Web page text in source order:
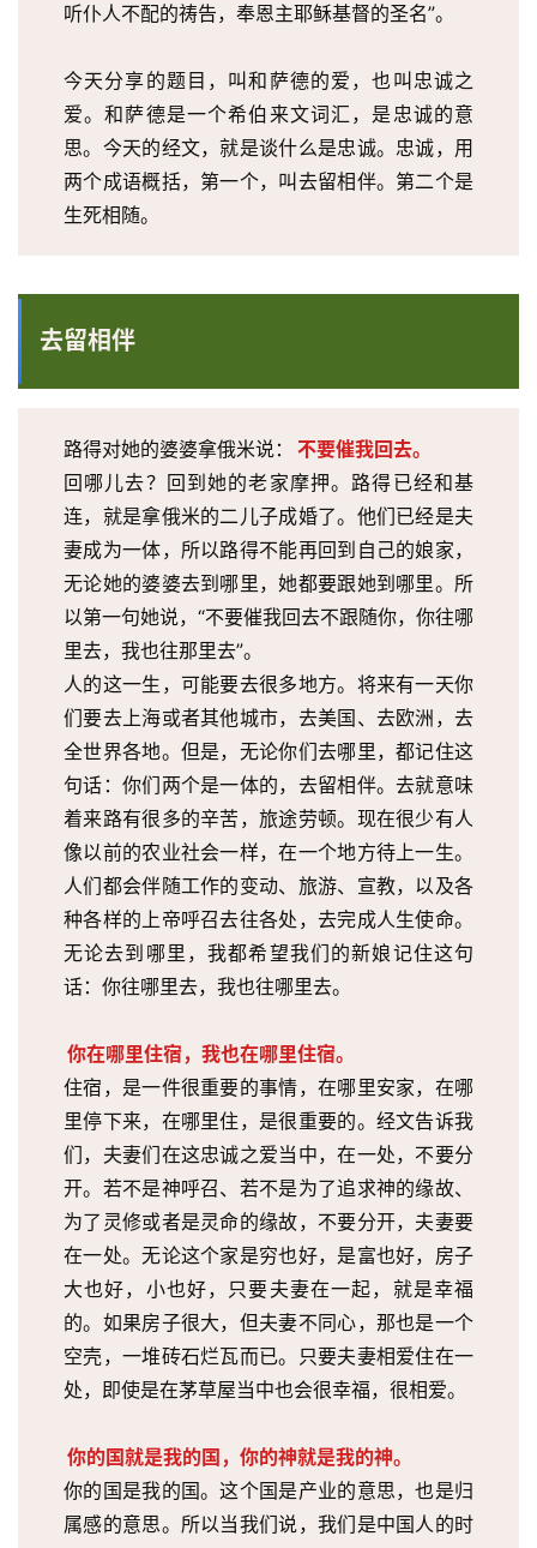
听仆人不配的祷告，奉恩主耶稣基督的圣名”。
今天分享的题目，叫和萨德的爱，也叫忠诚之
爱。和萨德是一个希伯来文词汇，是忠诚的意
思。今天的经文，就是谈什么是忠诚。忠诚，用
两个成语概括，第一个，叫去留相伴。第二个是
生死相随。
去留相伴
路得对她的婆婆拿俄米说：
不要催我回去。
回哪儿去？回到她的老家摩押。路得已经和基
连，就是拿俄米的二儿子成婚了。他们已经是夫
妻成为一体，所以路得不能再回到自己的娘家，
无论她的婆婆去到哪里，她都要跟她到哪里。所
以第一句她说，“不要催我回去不跟随你，你往哪
里去，我也往那里去”。
人的这一生，可能要去很多地方。将来有一天你
们要去上海或者其他城市，去美国、去欧洲，去
全世界各地。但是，无论你们去哪里，都记住这
句话：你们两个是一体的，去留相伴。去就意味
着来路有很多的辛苦，旅途劳顿。现在很少有人
像以前的农业社会一样，在一个地方待上一生。
人们都会伴随工作的变动、旅游、宣教，以及各
种各样的上帝呼召去往各处，去完成人生使命。
无论去到哪里，我都希望我们的新娘记住这句
话：你往哪里去，我也往哪里去。
你在哪里住宿，我也在哪里住宿。
住宿，是一件很重要的事情，在哪里安家，在哪
里停下来，在哪里住，是很重要的。经文告诉我
们，夫妻们在这忠诚之爱当中，在一处，不要分
开。若不是神呼召、若不是为了追求神的缘故、
为了灵修或者是灵命的缘故，不要分开，夫妻要
在一处。无论这个家是穷也好，是富也好，房子
大也好，小也好，只要夫妻在一起，就是幸福
的。如果房子很大，但夫妻不同心，那也是一个
空壳，一堆砖石烂瓦而已。只要夫妻相爱住在一
处，即使是在茅草屋当中也会很幸福，很相爱。
你的国就是我的国，你的神就是我的神。
你的国是我的国。这个国是产业的意思，也是归
属感的意思。所以当我们说，我们是中国人的时